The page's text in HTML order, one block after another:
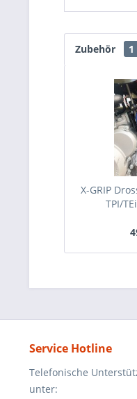
Zubehör 1
X-GRIP
TPI/
Service Hotline
Telefonische
unter: